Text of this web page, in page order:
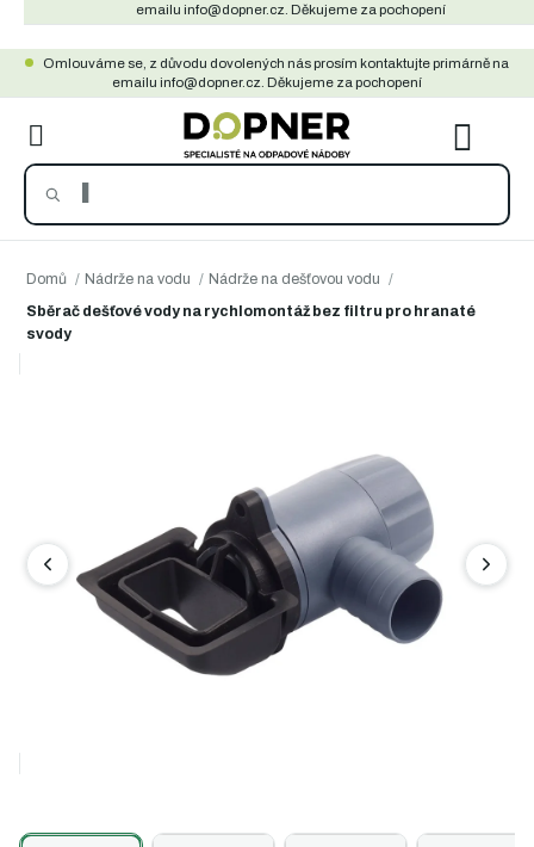
obsah
emailu info@dopner.cz. Děkujeme za pochopení
Omlouváme se, z důvodu dovolených nás prosím kontaktujte primárně na
emailu info@dopner.cz. Děkujeme za pochopení
KOŠÍK
Domů / Nádrže na vodu / Nádrže na dešťovou vodu /
Sběrač dešťové vody na rychlomontáž bez filtru pro hranaté
svody